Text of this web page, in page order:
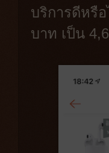
บริการดีหรื
บาท เป็น